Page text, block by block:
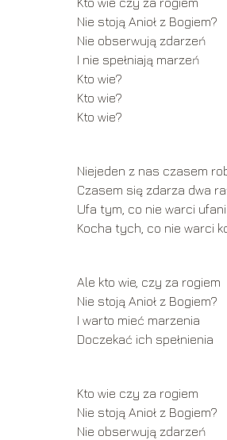
Nie stoją Anioł z Bogiem?
Nie obserwują zdarzeń
I nie spełniają marzeń
Kto wie?
Kto wie?
Kto wie?
Niejeden z nas czasem
Czasem się zdarza dwa
Ufa tym, co nie warci
Kocha tych, co nie warci
Ale kto wie, czy za rogiem
Nie stoją Anioł z Bogiem?
I warto mieć marzenia
Doczekać ich spełnienia
Kto wie czy za rogiem
Nie stoją Anioł z Bogiem?
Nie obserwują zdarzeń